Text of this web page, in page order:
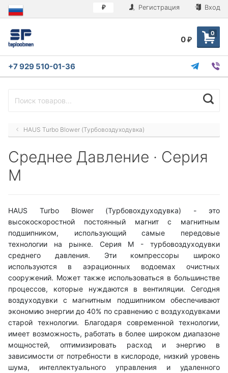
₽ Регистрация Вход
0
0 ₽
+7 929 510-01-36
HAUS Turbo Blower (Турбовоздуходувка)
Среднее Давление · Серия
М
HAUS Turbo Blower (Турбовохдуходувка) - это
высокоскоростной постоянный магнит с магнитным
подшипником, использующий самые передовые
технологии на рынке. Серия M - турбовоздуходувки
среднего давления. Эти компрессоры широко
используются в аэрационных водоемах очистных
сооружений. Может также использоваться в большинстве
процессов, которые нуждаются в вентиляции. Сегодня
воздуходувки с магнитным подшипником обеспечивают
экономию энергии до 40% по сравнению с воздуходувками
старой технологии. Благодаря современной технологии,
имеет возможность, работать в более широком диапазоне
мощностей, оптимизировать расход и энергию в
зависимости от потребности в кислороде, низкий уровень
шума, интеллектуального управления и удаленного